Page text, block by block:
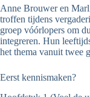
Anne Brouwer en
troffen tijdens
groep vóórlopers om
integreren. Hun
het thema vanuit twee
Eerst kennismaken?